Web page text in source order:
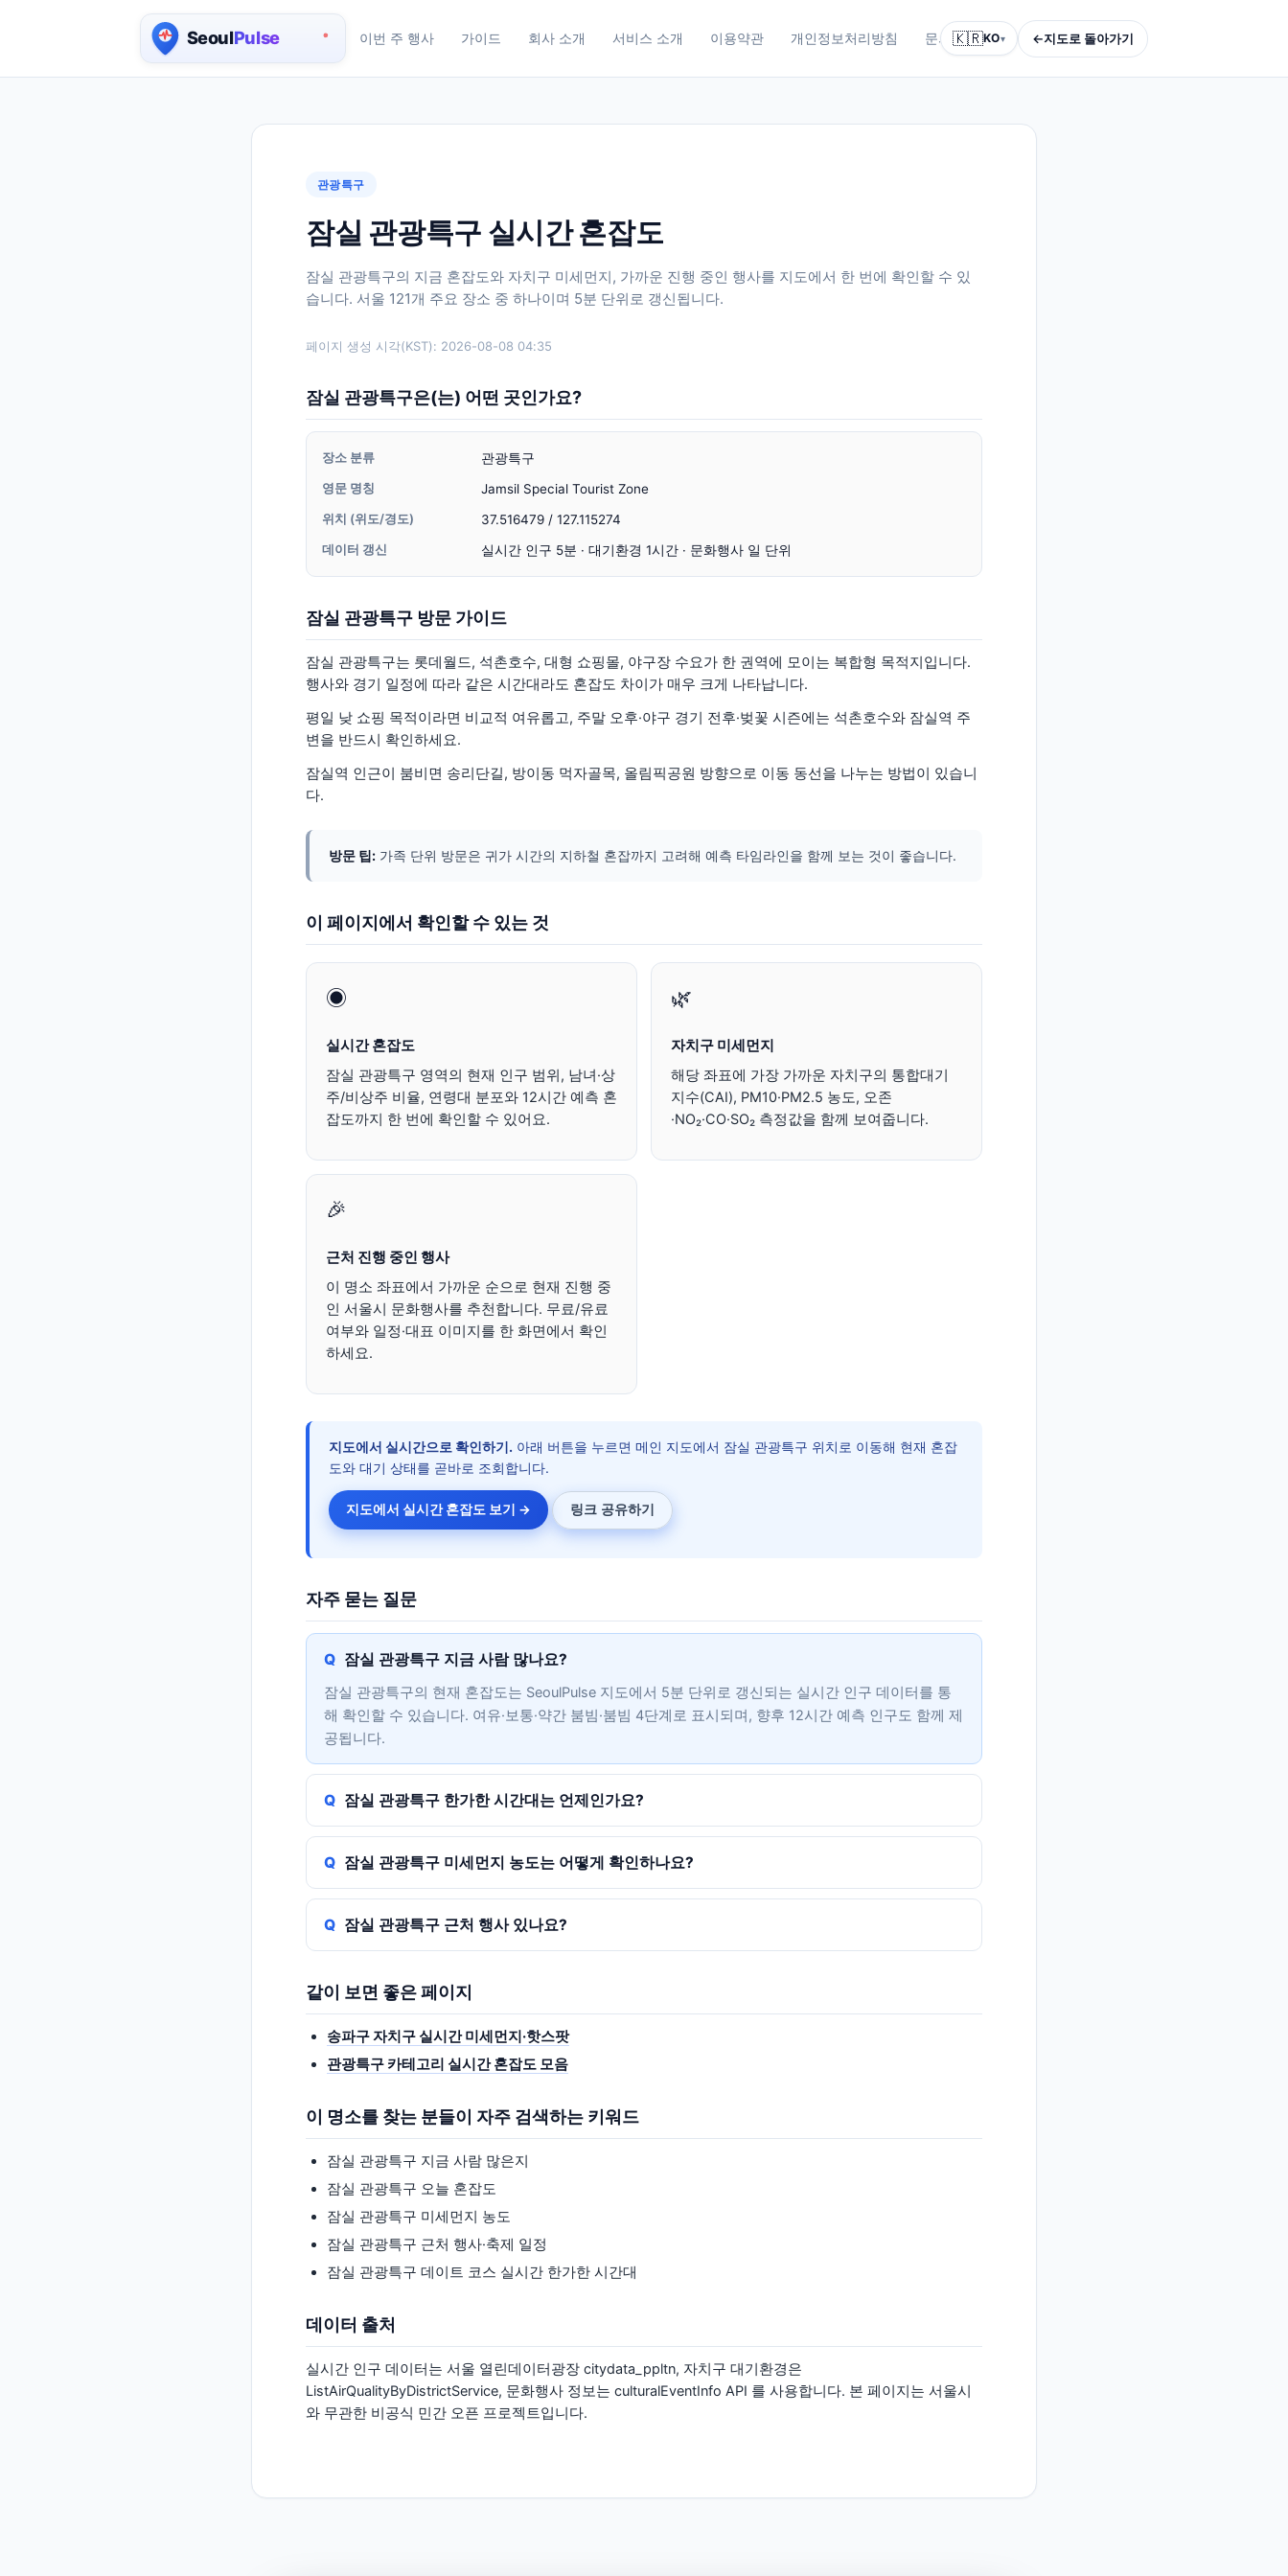
서울 실시간 인구 지도
이번 주 행사 가이드 회사 소개 서비스 소개 이용약관 개인정보처리방침 문의하기
🇰🇷KO▾ ←지도로 돌아가기
관광특구
잠실 관광특구 실시간 혼잡도
잠실 관광특구의 지금 혼잡도와 자치구 미세먼지, 가까운 진행 중인 행사를 지도에서 한 번에 확인할 수 있
습니다. 서울 121개 주요 장소 중 하나이며 5분 단위로 갱신됩니다.
페이지 생성 시각(KST): 2026-08-08 04:35
잠실 관광특구은(는) 어떤 곳인가요?
장소 분류
관광특구
영문 명칭
Jamsil Special Tourist Zone
위치 (위도/경도)
37.516479 / 127.115274
데이터 갱신
실시간 인구 5분 · 대기환경 1시간 · 문화행사 일 단위
잠실 관광특구 방문 가이드
잠실 관광특구는 롯데월드, 석촌호수, 대형 쇼핑몰, 야구장 수요가 한 권역에 모이는 복합형 목적지입니다.
행사와 경기 일정에 따라 같은 시간대라도 혼잡도 차이가 매우 크게 나타납니다.
평일 낮 쇼핑 목적이라면 비교적 여유롭고, 주말 오후·야구 경기 전후·벚꽃 시즌에는 석촌호수와 잠실역 주
변을 반드시 확인하세요.
잠실역 인근이 붐비면 송리단길, 방이동 먹자골목, 올림픽공원 방향으로 이동 동선을 나누는 방법이 있습니
다.
방문 팁: 가족 단위 방문은 귀가 시간의 지하철 혼잡까지 고려해 예측 타임라인을 함께 보는 것이 좋습니다.
이 페이지에서 확인할 수 있는 것
◉
실시간 혼잡도
잠실 관광특구 영역의 현재 인구 범위, 남녀·상
주/비상주 비율, 연령대 분포와 12시간 예측 혼
잡도까지 한 번에 확인할 수 있어요.
🌿
자치구 미세먼지
해당 좌표에 가장 가까운 자치구의 통합대기
지수(CAI), PM10·PM2.5 농도, 오존
·NO₂·CO·SO₂ 측정값을 함께 보여줍니다.
🎉
근처 진행 중인 행사
이 명소 좌표에서 가까운 순으로 현재 진행 중
인 서울시 문화행사를 추천합니다. 무료/유료
여부와 일정·대표 이미지를 한 화면에서 확인
하세요.
지도에서 실시간으로 확인하기. 아래 버튼을 누르면 메인 지도에서 잠실 관광특구 위치로 이동해 현재 혼잡
도와 대기 상태를 곧바로 조회합니다.
지도에서 실시간 혼잡도 보기 → 링크 공유하기
자주 묻는 질문
잠실 관광특구 지금 사람 많나요?
잠실 관광특구의 현재 혼잡도는 SeoulPulse 지도에서 5분 단위로 갱신되는 실시간 인구 데이터를 통
해 확인할 수 있습니다. 여유·보통·약간 붐빔·붐빔 4단계로 표시되며, 향후 12시간 예측 인구도 함께 제
공됩니다.
잠실 관광특구 한가한 시간대는 언제인가요?
잠실 관광특구 미세먼지 농도는 어떻게 확인하나요?
잠실 관광특구 근처 행사 있나요?
같이 보면 좋은 페이지
송파구 자치구 실시간 미세먼지·핫스팟
관광특구 카테고리 실시간 혼잡도 모음
이 명소를 찾는 분들이 자주 검색하는 키워드
잠실 관광특구 지금 사람 많은지
잠실 관광특구 오늘 혼잡도
잠실 관광특구 미세먼지 농도
잠실 관광특구 근처 행사·축제 일정
잠실 관광특구 데이트 코스 실시간 한가한 시간대
데이터 출처
실시간 인구 데이터는 서울 열린데이터광장 citydata_ppltn, 자치구 대기환경은
ListAirQualityByDistrictService, 문화행사 정보는 culturalEventInfo API 를 사용합니다. 본 페이지는 서울시
와 무관한 비공식 민간 오픈 프로젝트입니다.